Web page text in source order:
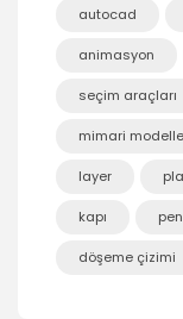
04:46
Alan
07:38
Kot
Tefrişlerin
03:35
autocad
animasyon
seçim araçları
mimari
layer
kapı
döşeme çizimi